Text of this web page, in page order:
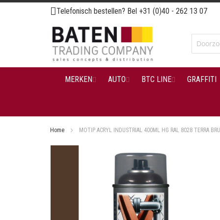
Ga
naar
de
inhoud
Telefonisch bestellen? Bel +31 (0)40 - 262 13 07
MERKEN AUTO BTC LINE GRAFFITI
Home MOTIP ACRYL INDUSTRIAL 400ML HG RAL 8028 TERRA